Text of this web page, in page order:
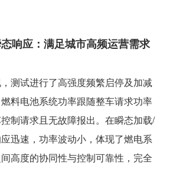
响应：满足城市高频运营需求
测试进行了高强度频繁启停及加减
料电池系统功率跟随整车请求功率
制请求且无故障报出。在瞬态加载/
迅速，功率波动小，体现了燃电系
高度的协同性与控制可靠性，完全